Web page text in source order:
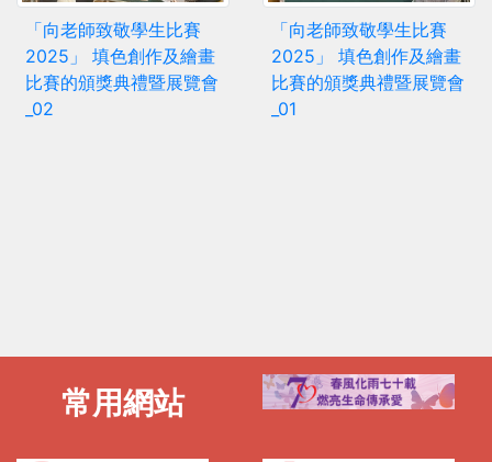
「向老師致敬學生比賽
2025」 填色創作及繪畫
比賽的頒獎典禮暨展覽會
_02
「向老師致敬學生比賽
2025」 填色創作及繪畫
比賽的頒獎典禮暨展覽會
_01
常用網站